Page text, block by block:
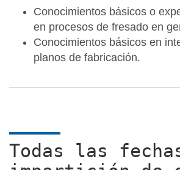
Conocimientos básicos o
en procesos de fresado en
Conocimientos básicos en
planos de fabricación.
Todas las